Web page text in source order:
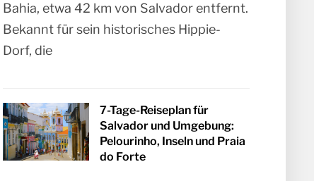
Bahia, etwa 42 km von Salvador entfernt.
Bekannt für sein historisches Hippie-
Dorf, die
7-Tage-Reiseplan für
Salvador und Umgebung:
Pelourinho, Inseln und Praia
do Forte